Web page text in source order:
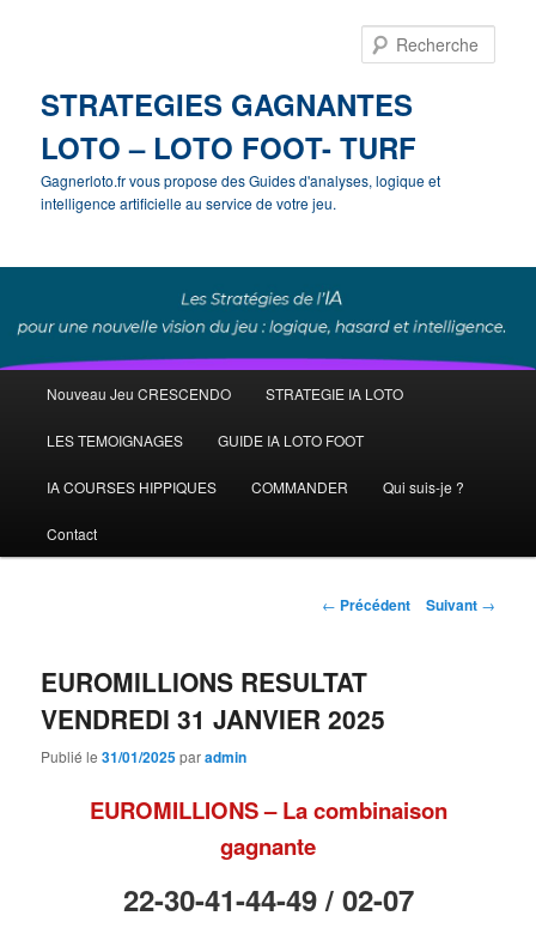
STRATEGIES GAGNANTES
LOTO – LOTO FOOT- TURF
Gagnerloto.fr vous propose des Guides d'analyses, logique et
intelligence artificielle au service de votre jeu.
principal
Aller
au
contenu
Nouveau Jeu CRESCENDO STRATEGIE IA LOTO
LES TEMOIGNAGES GUIDE IA LOTO FOOT
IA COURSES HIPPIQUES COMMANDER Qui suis-je ?
Contact
Navigation
← Précédent Suivant →
EUROMILLIONS RESULTAT
VENDREDI 31 JANVIER 2025
Publié le31/01/2025paradmin
EUROMILLIONS – La combinaison
gagnante
22-30-41-44-49 / 02-07